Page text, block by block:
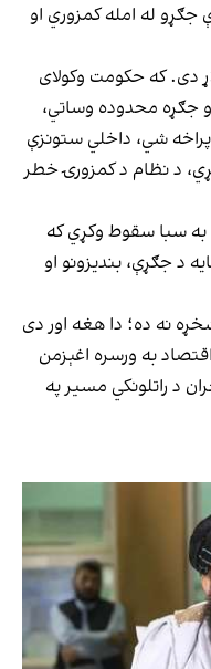
له امله کمزوري او
دی. که حکومت وکولای
جګړه محدوده وساتي،
شي، داخلي ستونزې
د نظام د کمزورۍ خطر
به سبا سقوط وکړي که
د جګړې، بندیزونو او
نه ده؛ دا هغه اور دی
به ورسره اغېزمن
د راتلونکي مسیر په